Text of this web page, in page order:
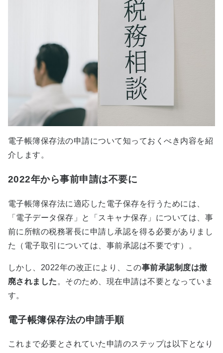
電子帳簿保存法の申請について知っておくべき内容を紹
介します。
2022年から事前申請は不要に
電子帳簿保存法に適応した電子保存を行うためには、
「電子データ保存」と「スキャナ保存」については、事
前に所轄の税務署長に申請し承認を得る必要がありまし
た（電子取引については、事前承認は不要です）。
しかし、 2022年の改正により、この事前承認制度は撤
廃されました 。そのため、現在申請は不要となっていま
す。
電子帳簿保存法の申請手順
これまで必要とされていた申請のステップは以下となり